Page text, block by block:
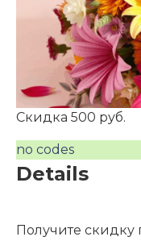
Скидка 500 руб.
no codes
Details
Получите скидку